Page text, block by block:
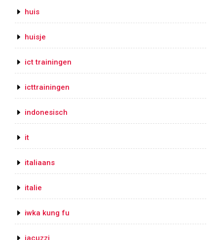
huis
huisje
ict trainingen
icttrainingen
indonesisch
it
italiaans
italie
iwka kung fu
jacuzzi